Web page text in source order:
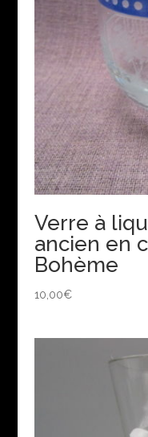
Verre à
ancien en
Bohème
10,00€